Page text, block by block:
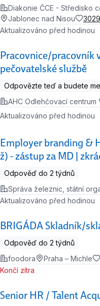
Diakonie ČCE - Středisko
Jablonec nad Nisou
Pracovnice/pracovník
pečovatelské službě
Aktualizováno před hodinou
Odpovězte teď a budete
AHC Odlehčovací centrum
Employer branding &
ž) - zástup za MD |
Aktualizováno před hodinou
Odpověď do 2 týdnů
Správa železnic, státní
BRIGÁDA Skladník/
Aktualizováno před hodinou
Odpověď do 2 týdnů
foodora
Praha – Michle
Senior HR / Talent
Končí zítra